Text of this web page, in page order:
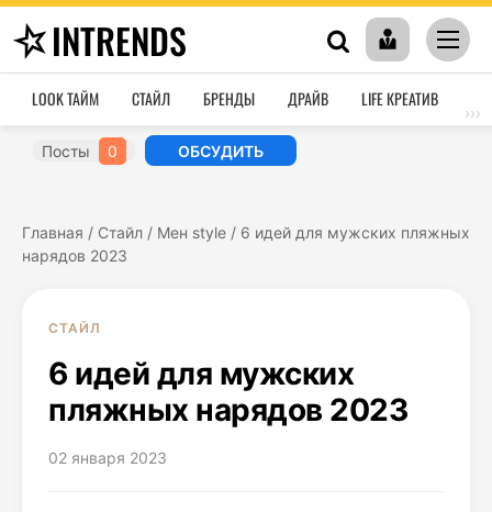
INTRENDS
LOOK ТАЙМ СТАЙЛ БРЕНДЫ ДРАЙВ LIFE КРЕАТИВ
›››
Посты 0 ОБСУДИТЬ
Главная / Стайл / Мен style / 6 идей для мужских пляжных
нарядов 2023
СТАЙЛ
6 идей для мужских
пляжных нарядов 2023
02 января 2023